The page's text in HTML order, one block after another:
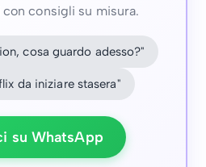
consigli su misura.
cosa guardo adesso?"
da iniziare stasera"
su WhatsApp